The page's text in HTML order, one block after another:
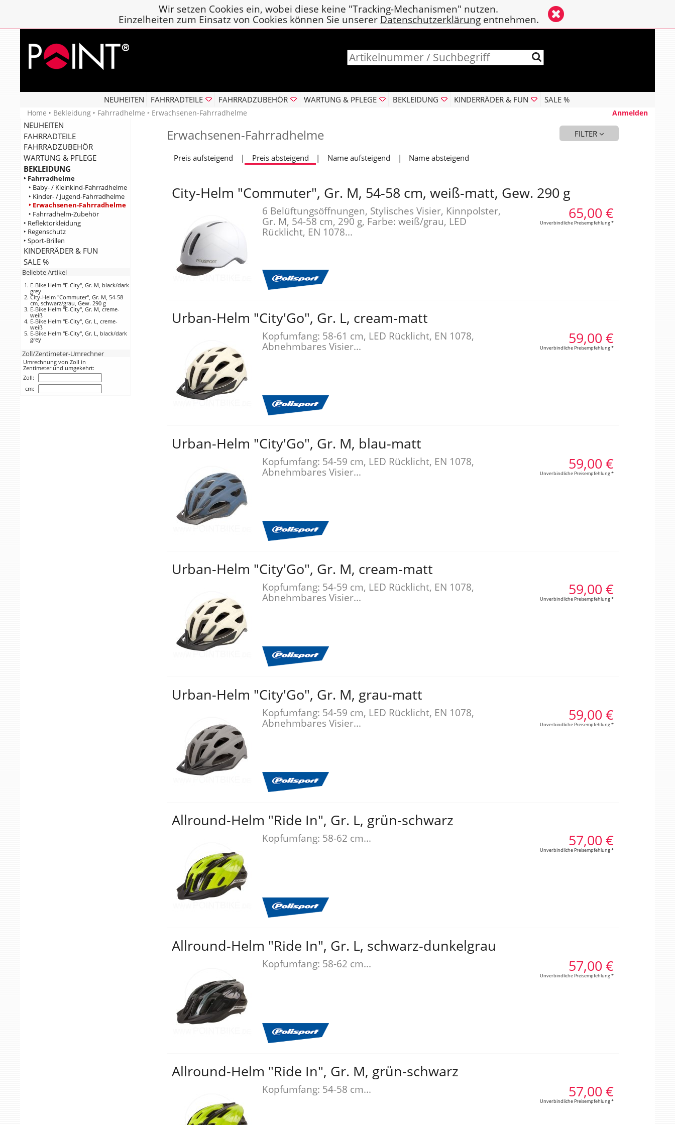
Wir setzen Cookies ein, wobei diese keine "Tracking-Mechanismen" nutzen.
Einzelheiten zum Einsatz von Cookies können Sie unserer Datenschutzerklärungentnehmen.
NEUHEITEN FAHRRADTEILE FAHRRADZUBEHÖR WARTUNG & PFLEGE BEKLEIDUNG KINDERRÄDER & FUN SALE %
Anmelden
Home ‣ Bekleidung ‣ Fahrradhelme ‣ Erwachsenen-Fahrradhelme
NEUHEITEN
FAHRRADTEILE
FAHRRADZUBEHÖR
WARTUNG & PFLEGE
BEKLEIDUNG
‣ Fahrradhelme
‣ Baby- / Kleinkind-Fahrradhelme
‣ Kinder- / Jugend-Fahrradhelme
‣ Erwachsenen-Fahrradhelme
‣ Fahrradhelm-Zubehör
‣ Reflektorkleidung
‣ Regenschutz
‣ Sport-Brillen
KINDERRÄDER & FUN
SALE %
Beliebte Artikel
E-Bike Helm "E-City", Gr. M, black/dark
grey
City-Helm "Commuter", Gr. M, 54-58
cm, schwarz/grau, Gew. 290 g
E-Bike Helm "E-City", Gr. M, creme-
weiß
E-Bike Helm "E-City", Gr. L, creme-
weiß
E-Bike Helm "E-City", Gr. L, black/dark
grey
Zoll/Zentimeter-Umrechner
Umrechnung von Zoll in
Zentimeter und umgekehrt:
Zoll:
cm:
Erwachsenen-Fahrradhelme FILTER
Preis aufsteigend | Preis absteigend | Name aufsteigend | Name absteigend
City-Helm "Commuter", Gr. M, 54-58 cm, weiß-matt, Gew. 290 g
6 Belüftungsöffnungen, Stylisches Visier, Kinnpolster,
Gr. M, 54-58 cm, 290 g, Farbe: weiß/grau, LED
Rücklicht, EN 1078...
65,00 €
Unverbindliche Preisempfehlung *
Urban-Helm "City'Go", Gr. L, cream-matt
Kopfumfang: 58-61 cm, LED Rücklicht, EN 1078,
Abnehmbares Visier...
59,00 €
Unverbindliche Preisempfehlung *
Urban-Helm "City'Go", Gr. M, blau-matt
Kopfumfang: 54-59 cm, LED Rücklicht, EN 1078,
Abnehmbares Visier...
59,00 €
Unverbindliche Preisempfehlung *
Urban-Helm "City'Go", Gr. M, cream-matt
Kopfumfang: 54-59 cm, LED Rücklicht, EN 1078,
Abnehmbares Visier...
59,00 €
Unverbindliche Preisempfehlung *
Urban-Helm "City'Go", Gr. M, grau-matt
Kopfumfang: 54-59 cm, LED Rücklicht, EN 1078,
Abnehmbares Visier...
59,00 €
Unverbindliche Preisempfehlung *
Allround-Helm "Ride In", Gr. L, grün-schwarz
Kopfumfang: 58-62 cm... 57,00 €
Unverbindliche Preisempfehlung *
Allround-Helm "Ride In", Gr. L, schwarz-dunkelgrau
Kopfumfang: 58-62 cm... 57,00 €
Unverbindliche Preisempfehlung *
Allround-Helm "Ride In", Gr. M, grün-schwarz
Kopfumfang: 54-58 cm... 57,00 €
Unverbindliche Preisempfehlung *